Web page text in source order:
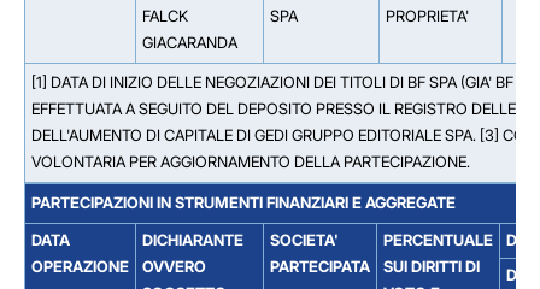
FALCK
GIACARANDA
SPA
PROPRIETA'
[1] DATA DI INIZIO DELLE NEGOZIAZIONI DEI TITOLI DI BF SPA (GIA' BF
EFFETTUATA A SEGUITO DEL DEPOSITO PRESSO IL REGISTRO DELLE
DELL'AUMENTO DI CAPITALE DI GEDI GRUPPO EDITORIALE SPA. [3]
VOLONTARIA PER AGGIORNAMENTO DELLA PARTECIPAZIONE.
PARTECIPAZIONI IN STRUMENTI FINANZIARI E AGGREGATE
DATA
OPERAZIONE
DICHIARANTE
OVVERO
SOCIETA'
PARTECIPATA
PERCENTUALE
SUI DIRITTI DI